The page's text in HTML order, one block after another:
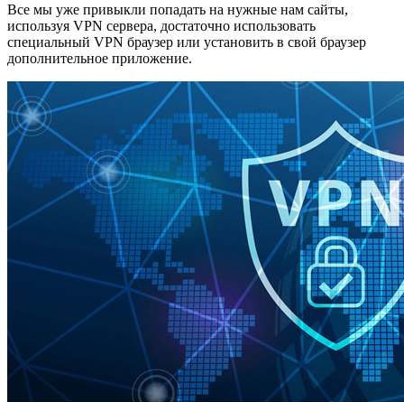
Все мы уже привыкли попадать на нужные нам сайты,
используя VPN сервера, достаточно использовать
специальный VPN браузер или установить в свой браузер
дополнительное приложение.